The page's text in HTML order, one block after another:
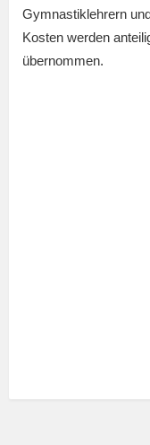
Gymnastiklehrern
Kosten werden
übernommen.